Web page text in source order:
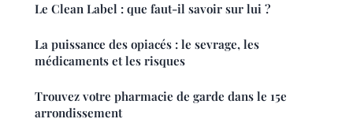
Le Clean Label : que faut-il savoir sur lui ?
La puissance des opiacés : le sevrage, les
médicaments et les risques
Trouvez votre pharmacie de garde dans le 15e
arrondissement